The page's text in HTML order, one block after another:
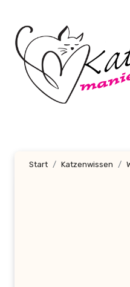
Inhalt
springen
Start Katzenwissen